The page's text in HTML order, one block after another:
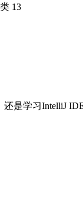
13
是学习IntelliJ